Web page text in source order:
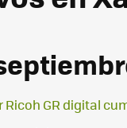
Ricoh GR digital